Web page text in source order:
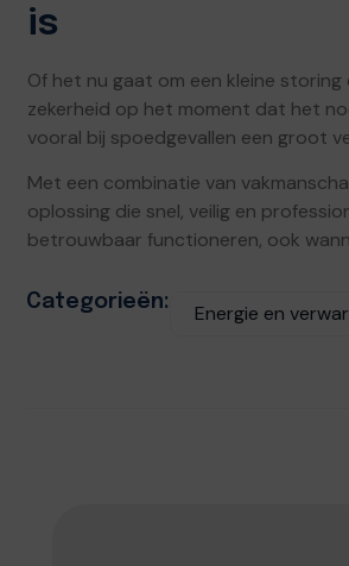
is
Of het nu gaat om een kleine
zekerheid op het moment dat het
vooral bij spoedgevallen een groot
Met een combinatie van
oplossing die snel, veilig en
betrouwbaar functioneren, ook
Categorieën: Energie en